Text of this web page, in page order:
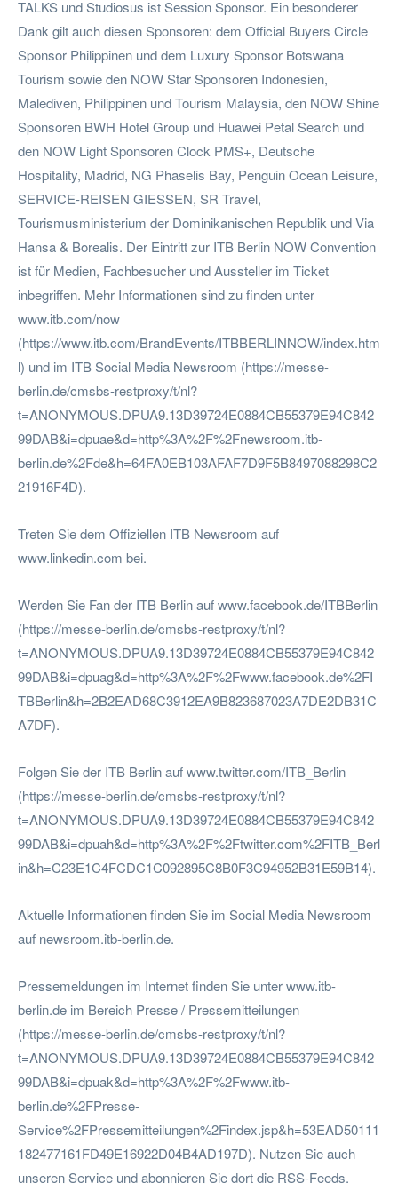
TALKS und Studiosus ist Session Sponsor. Ein besonderer
Dank gilt auch diesen Sponsoren: dem Official Buyers Circle
Sponsor Philippinen und dem Luxury Sponsor Botswana
Tourism sowie den NOW Star Sponsoren Indonesien,
Malediven, Philippinen und Tourism Malaysia, den NOW Shine
Sponsoren BWH Hotel Group und Huawei Petal Search und
den NOW Light Sponsoren Clock PMS+, Deutsche
Hospitality, Madrid, NG Phaselis Bay, Penguin Ocean Leisure,
SERVICE-REISEN GIESSEN, SR Travel,
Tourismusministerium der Dominikanischen Republik und Via
Hansa & Borealis. Der Eintritt zur ITB Berlin NOW Convention
ist für Medien, Fachbesucher und Aussteller im Ticket
inbegriffen. Mehr Informationen sind zu finden unter
www.itb.com/now
(https://www.itb.com/BrandEvents/ITBBERLINNOW/index.htm
l) und im ITB Social Media Newsroom (https://messe-
berlin.de/cmsbs-restproxy/t/nl?
t=ANONYMOUS.DPUA9.13D39724E0884CB55379E94C842
99DAB&i=dpuae&d=http%3A%2F%2Fnewsroom.itb-
berlin.de%2Fde&h=64FA0EB103AFAF7D9F5B8497088298C2
21916F4D).
Treten Sie dem Offiziellen ITB Newsroom auf
www.linkedin.com bei.
Werden Sie Fan der ITB Berlin auf www.facebook.de/ITBBerlin
(https://messe-berlin.de/cmsbs-restproxy/t/nl?
t=ANONYMOUS.DPUA9.13D39724E0884CB55379E94C842
99DAB&i=dpuag&d=http%3A%2F%2Fwww.facebook.de%2FI
TBBerlin&h=2B2EAD68C3912EA9B823687023A7DE2DB31C
A7DF).
Folgen Sie der ITB Berlin auf www.twitter.com/ITB_Berlin
(https://messe-berlin.de/cmsbs-restproxy/t/nl?
t=ANONYMOUS.DPUA9.13D39724E0884CB55379E94C842
99DAB&i=dpuah&d=http%3A%2F%2Ftwitter.com%2FITB_Berl
in&h=C23E1C4FCDC1C092895C8B0F3C94952B31E59B14).
Aktuelle Informationen finden Sie im Social Media Newsroom
auf newsroom.itb-berlin.de.
Pressemeldungen im Internet finden Sie unter www.itb-
berlin.de im Bereich Presse / Pressemitteilungen
(https://messe-berlin.de/cmsbs-restproxy/t/nl?
t=ANONYMOUS.DPUA9.13D39724E0884CB55379E94C842
99DAB&i=dpuak&d=http%3A%2F%2Fwww.itb-
berlin.de%2FPresse-
Service%2FPressemitteilungen%2Findex.jsp&h=53EAD50111
182477161FD49E16922D04B4AD197D). Nutzen Sie auch
unseren Service und abonnieren Sie dort die RSS-Feeds.